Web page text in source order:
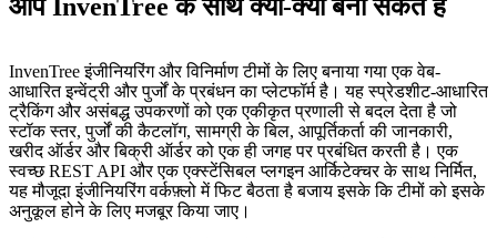
आप InvenTree के साथ क्या-क्या बना सकते हैं
InvenTree इंजीनियरिंग और विनिर्माण टीमों के लिए बनाया गया एक वेब-
आधारित इन्वेंट्री और पुर्जों के प्रबंधन का प्लेटफॉर्म है। यह स्प्रेडशीट-आधारित
ट्रैकिंग और असंबद्ध उपकरणों को एक एकीकृत प्रणाली से बदल देता है जो
स्टॉक स्तर, पुर्जों की कैटलॉग, सामग्री के बिल, आपूर्तिकर्ता की जानकारी,
खरीद ऑर्डर और बिक्री ऑर्डर को एक ही जगह पर प्रबंधित करती है। एक
स्वच्छ REST API और एक एक्स्टेंसिबल प्लगइन आर्किटेक्चर के साथ निर्मित,
यह मौजूदा इंजीनियरिंग वर्कफ़्लो में फिट बैठता है बजाय इसके कि टीमों को इसके
अनुकूल होने के लिए मजबूर किया जाए।